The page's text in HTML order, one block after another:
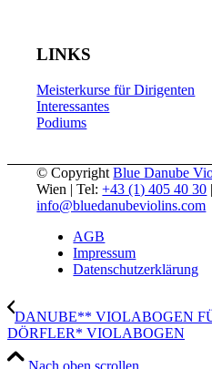
LINKS
Meisterkurse für Dirigenten
Interessantes
Podiums
© CopyrightBlue Danube
Wien | Tel:+43 (1) 405 40 30
info@bluedanubeviolins.com
AGB
Impressum
Datenschutzerklärung
DANUBE** VIOLABOGEN
DÖRFLER* VIOLABOGEN
Nach oben scrollen